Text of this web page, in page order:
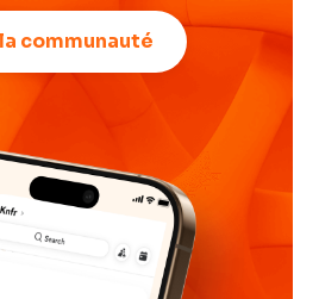
communauté